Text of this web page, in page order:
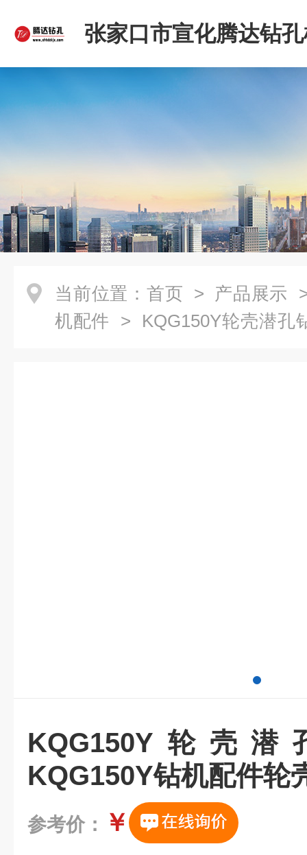
张家口市宣化腾达钻
限公司
当前位置： 首页 > 产品展示
机配件 > KQG150Y轮壳潜孔
KQG150Y轮壳
KQG150Y钻机配件轮
参考价： ￥